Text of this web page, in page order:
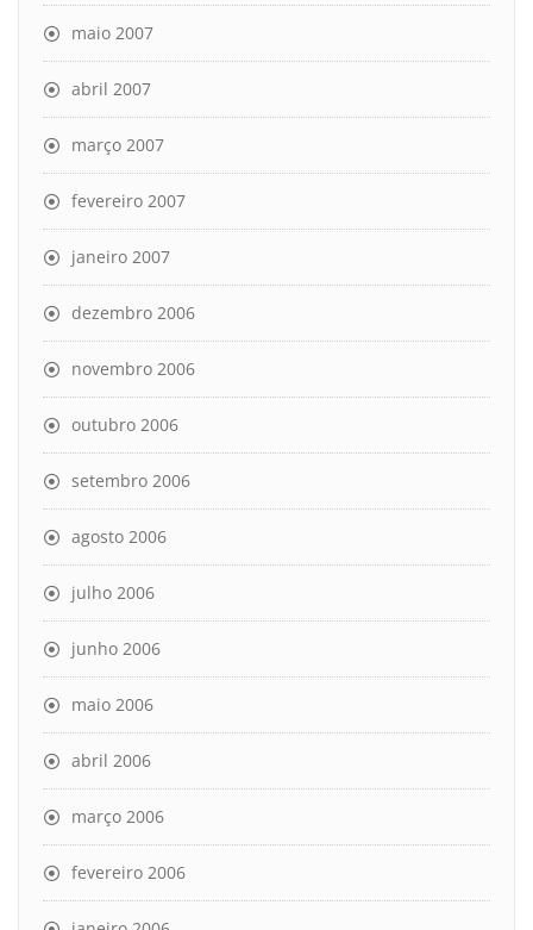
maio 2007
abril 2007
março 2007
fevereiro 2007
janeiro 2007
dezembro 2006
novembro 2006
outubro 2006
setembro 2006
agosto 2006
julho 2006
junho 2006
maio 2006
abril 2006
março 2006
fevereiro 2006